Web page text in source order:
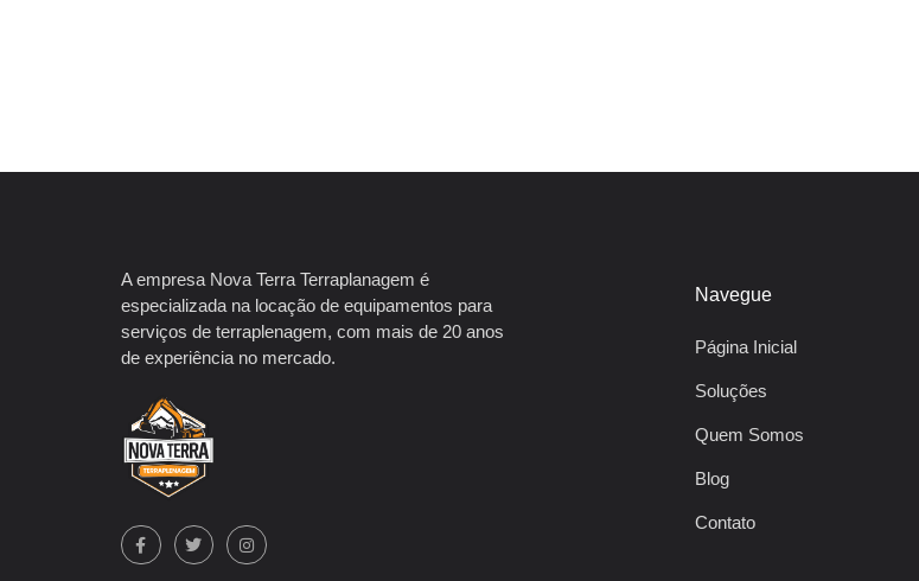
A empresa Nova Terra Terraplanagem é
especializada na locação de equipamentos para
serviços de terraplenagem, com mais de 20 anos
de experiência no mercado.
Navegue
Página Inicial
Soluções
Quem Somos
Blog
Contato